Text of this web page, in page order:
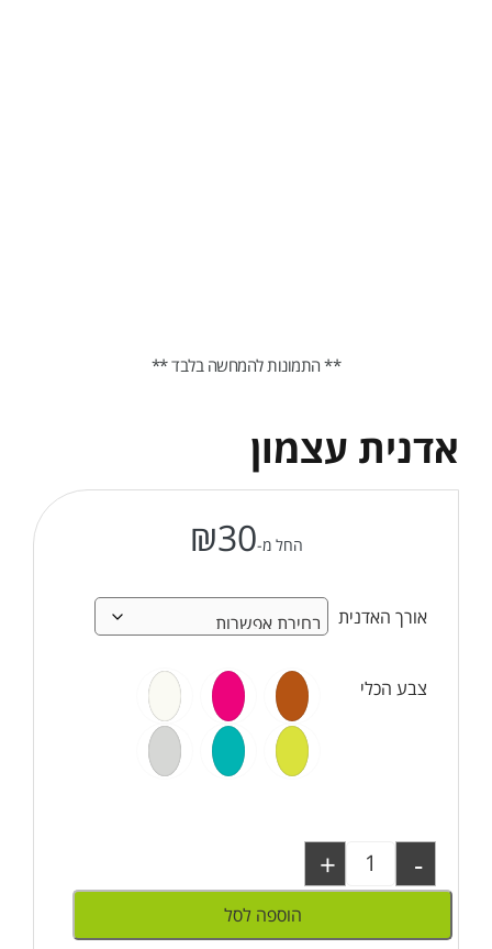
אדנית עצמון
החל מ- ₪30
אורך האדנית
צבע הכלי
-
+
הוספה לסל
** התמונות להמחשה בלבד **